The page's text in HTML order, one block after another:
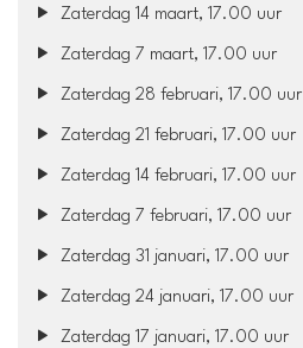
Zaterdag 14 maart, 17.00 uur
Zaterdag 7 maart, 17.00 uur
Zaterdag 28 februari, 17.00 uur
Zaterdag 21 februari, 17.00 uur
Zaterdag 14 februari, 17.00 uur
Zaterdag 7 februari, 17.00 uur
Zaterdag 31 januari, 17.00 uur
Zaterdag 24 januari, 17.00 uur
Zaterdag 17 januari, 17.00 uur